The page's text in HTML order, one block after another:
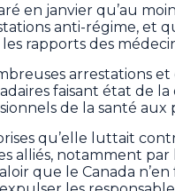
en janvier qu’au
anti-régime, et
rapports des
arrestations
faisant état de la
de la santé aux
qu’elle luttait
alliés, notamment par
que le Canada n’en